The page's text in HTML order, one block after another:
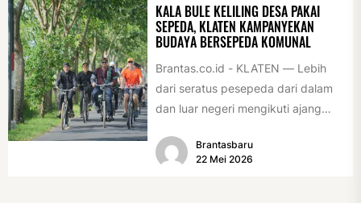
KALA BULE KELILING DESA PAKAI
SEPEDA, KLATEN KAMPANYEKAN
BUDAYA BERSEPEDA KOMUNAL
Brantas.co.id - KLATEN — Lebih
dari seratus pesepeda dari dalam
dan luar negeri mengikuti ajang
Association Rally...
Brantasbaru
22 Mei 2026